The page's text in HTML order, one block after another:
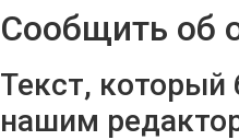
Сообщить об
Текст, который
нашим